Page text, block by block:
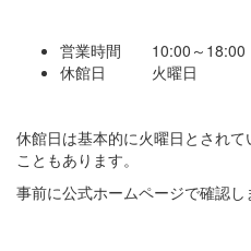
営業時間 10:00～18:00
休館日 火曜日
休館日は基本的に火曜日とされ
こともあります。
事前に公式ホームページで確認し